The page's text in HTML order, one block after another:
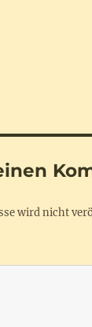
wird nicht